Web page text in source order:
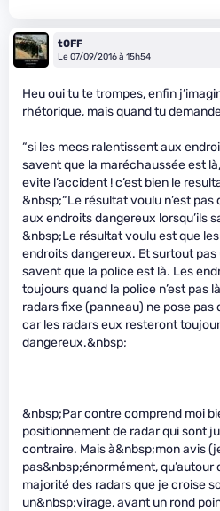
t0FF
Le 07/09/2016 à 15h54
Heu oui tu te trompes, enfin
rhétorique, mais quand tu
“si les mecs ralentissent aux
savent que la maréchaussée est
evite l’accident ! c’est bien le
&nbsp;“Le résultat voulu n’est
aux endroits dangereux lorsqu’ils
&nbsp;Le résultat voulu est que
endroits dangereux. Et surtout pas
savent que la police est là. Les
toujours quand la police n’est pas
radars fixe (panneau) ne pose pas
car les radars eux resteront
dangereux.&nbsp;
&nbsp;Par contre comprend moi
positionnement de radar qui sont
contraire. Mais à&nbsp;mon avis
pas&nbsp;énormément, qu’autour
majorité des radars que je croise
un&nbsp;virage, avant un rond